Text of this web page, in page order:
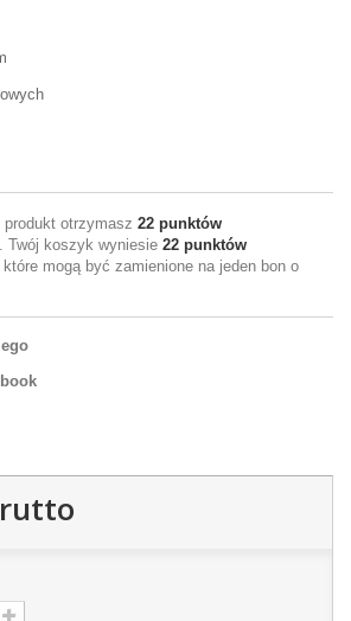
produkt otrzymasz 22 punktów
. Twój koszyk wyniesie 22 punktów
które mogą być zamienione na jeden bon o